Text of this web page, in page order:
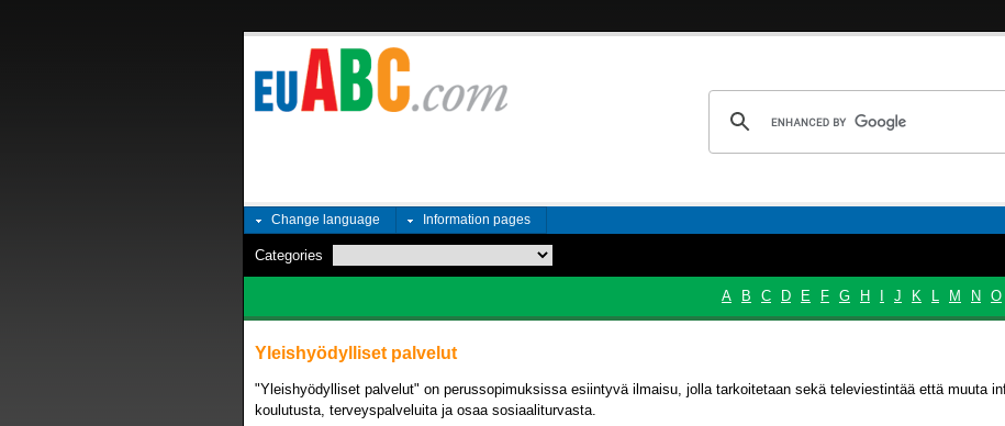
Change language Information pages
Categories
A B C D E F G H J K L M N O
Yleishyödylliset palvelut
"Yleishyödylliset palvelut" on perussopimuksissa esiintyvä ilmaisu, jolla tarkoitetaan sekä televiestintää että muuta
koulutusta, terveyspalveluita ja osaa sosiaaliturvasta.